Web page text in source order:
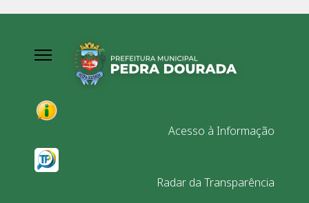
Acesso à Informação
Radar da Transparência